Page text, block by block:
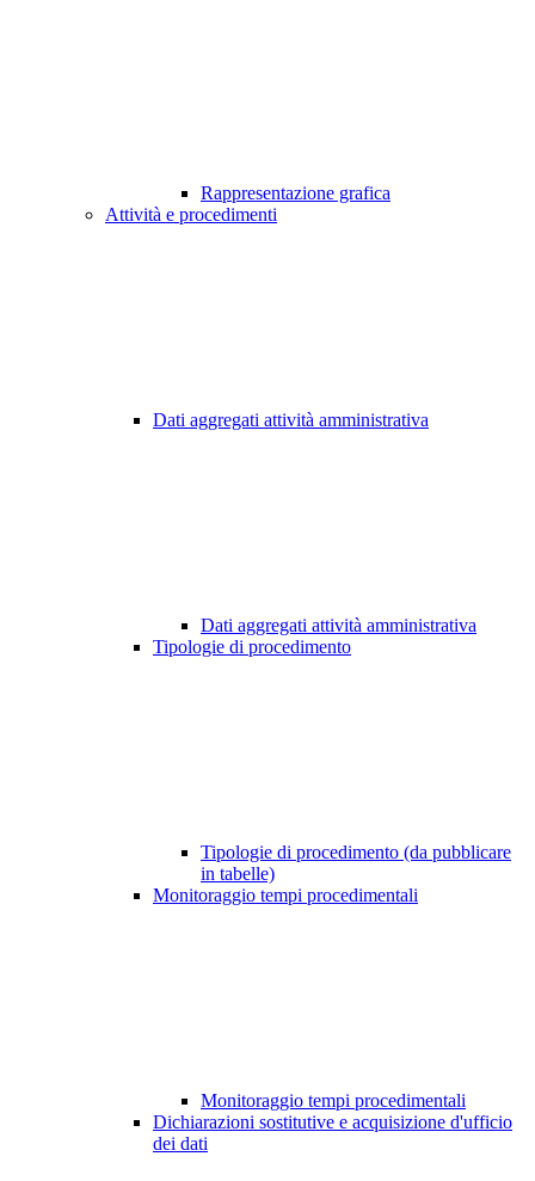
Rappresentazione grafica
Attività e procedimenti
Dati aggregati attività amministrativa
Dati aggregati attività amministrativa
Tipologie di procedimento
Tipologie di procedimento (da pubblicare
in tabelle)
Monitoraggio tempi procedimentali
Monitoraggio tempi procedimentali
Dichiarazioni sostitutive e acquisizione d'ufficio
dei dati